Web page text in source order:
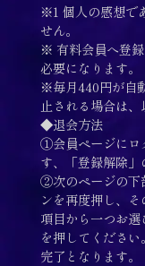
※1 個人の感想で
せん。
※ 有料会員へ登
必要になります。
※毎月440円が自
止される場合は、
◆退会方法
①会員ページにロ
す、「登録解除
②次のページの下
ンを再度押し、
項目から一つお
を押してくださ
完了となります。